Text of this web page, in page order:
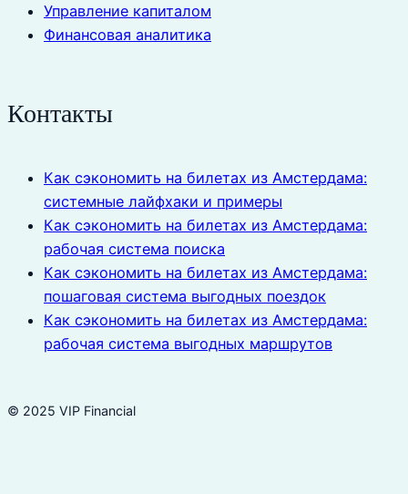
Управление капиталом
Финансовая аналитика
Контакты
Как сэкономить на билетах из Амстердама:
системные лайфхаки и примеры
Как сэкономить на билетах из Амстердама:
рабочая система поиска
Как сэкономить на билетах из Амстердама:
пошаговая система выгодных поездок
Как сэкономить на билетах из Амстердама:
рабочая система выгодных маршрутов
© 2025 VIP Financial